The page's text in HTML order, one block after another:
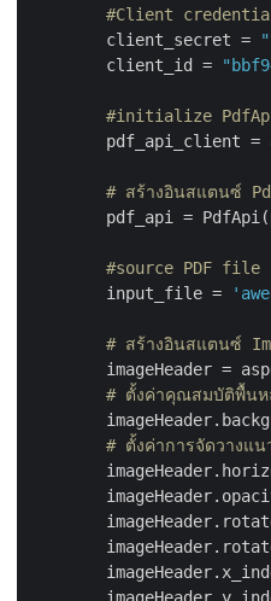
#Client
        client_secret =
        client_id =
#initialize
pdf_api_client =
# สร้างอินสแตนซ์
pdf_api =
#source PDF file
        input_file =
# สร้างอินสแตนซ์
imageHeader =
# ตั้งค่าคุณสมบัติพื้นห
# ตั้งค่าการจัดวางแน